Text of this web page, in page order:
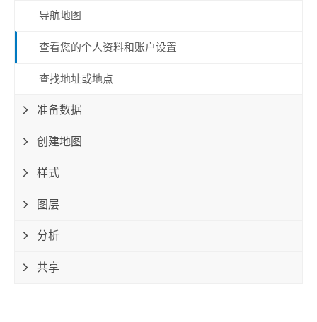
导航地图
查看您的个人资料和账户设置
查找地址或地点
准备数据
创建地图
样式
图层
分析
共享